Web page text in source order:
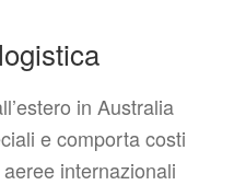
in Australia
e comporta costi
internazionali